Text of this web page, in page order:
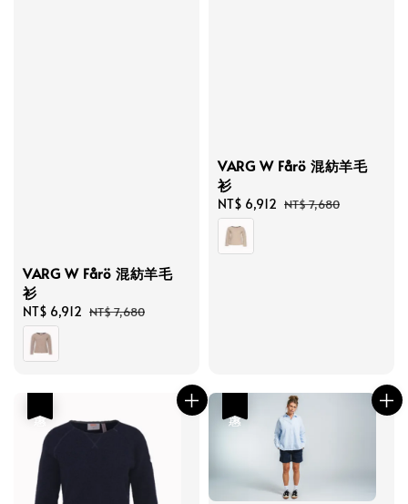
VARG W Fårö 混紡羊毛
衫
Sale
price
NT$ 6,912 Regular
NT$ 7,680
VARG W Fårö 混紡羊毛
衫
Sale
price
NT$ 6,912 Regular
NT$ 7,680